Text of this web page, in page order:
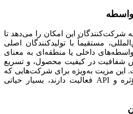
شرکت‌کنندگان این امکان را می‌دهد تا
مستقیماً با تولیدکنندگان اصلی
داخلی یا منطقه‌ای به معنای
شفافیت در کیفیت محصول، و تسریع
این مزیت به‌ویژه برای شرکت‌هایی که
در زمینه واردات مواد مؤثره و API فعالیت دارند، بسیار حیاتی